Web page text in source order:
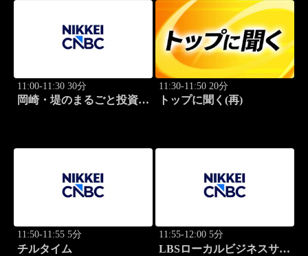
11:00-11:30 30分
岡崎・堤のまるごと投資道
11:30-11:50 20分
トップに聞く(再)
11:50-11:55 5分
チルタイム
11:55-12:00 5分
LBSローカルビジネスサテ